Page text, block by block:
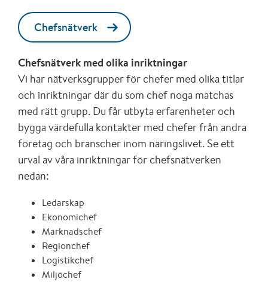
Chefsnätverk
Chefsnätverk med olika inriktningar
Vi har nätverksgrupper för chefer med olika titlar
och inriktningar där du som chef noga matchas
med rätt grupp. Du får utbyta erfarenheter och
bygga värdefulla kontakter med chefer från andra
företag och branscher inom näringslivet. Se ett
urval av våra inriktningar för chefsnätverken
nedan:
Ledarskap
Ekonomichef
Marknadschef
Regionchef
Logistikchef
Miljöchef